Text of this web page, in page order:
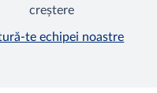
creștere
te echipei noastre